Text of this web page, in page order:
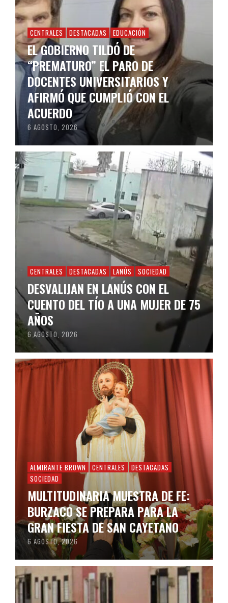
CENTRALES DESTACADAS EDUCACIÓN
EL GOBIERNO TILDÓ DE
“PREMATURO” EL PARO DE
DOCENTES UNIVERSITARIOS Y
AFIRMÓ QUE CUMPLIÓ CON EL
ACUERDO
6 AGOSTO, 2026
CENTRALES DESTACADAS LANÚS SOCIEDAD
DESVALIJAN EN LANÚS CON EL
CUENTO DEL TÍO A UNA MUJER DE 75
AÑOS
6 AGOSTO, 2026
ALMIRANTE BROWN CENTRALES
DESTACADAS
SOCIEDAD
MULTITUDINARIA MUESTRA DE FE:
BURZACO SE PREPARA PARA LA
GRAN FIESTA DE SAN CAYETANO
6 AGOSTO, 2026